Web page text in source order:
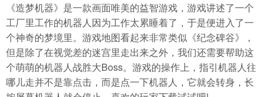
《造梦机器》是一款画面唯美的益智游戏，游戏讲述了一个
工厂里工作的机器人因为工作太累睡着了，于是便进入了一
个神奇的梦境里。游戏地图看起来非常类似《纪念碑谷》，
但是除了在视觉差的迷宫里走出来之外，我们还需要帮助这
个萌萌的机器人战胜大Boss。游戏的操作上，指引机器人往
哪儿走并不是靠点击，而是点一下机器人，它就会转身，长